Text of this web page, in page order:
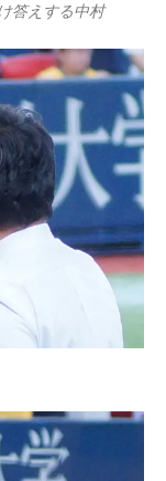
答えする中村